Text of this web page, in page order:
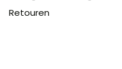
Retouren